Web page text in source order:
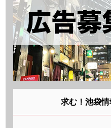
求む！池袋情